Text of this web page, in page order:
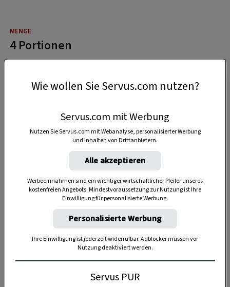
4 Portionen
10 Minuten
25 Minuten
Wie wollen Sie Servus.com nutzen?
Servus.com mit Werbung
Nutzen Sie Servus.com mit Webanalyse, personalisierter Werbung
und Inhalten von Drittanbietern.
Alle akzeptieren
Werbeeinnahmen sind ein wichtiger wirtschaftlicher Pfeiler unseres
kostenfreien Angebots. Mindestvoraussetzung zur Nutzung ist Ihre
Einwilligung für personalisierte Werbung.
Personalisierte Werbung
Ihre Einwilligung ist jederzeit widerrufbar. Adblocker müssen vor
Nutzung deaktiviert werden.
Servus PUR